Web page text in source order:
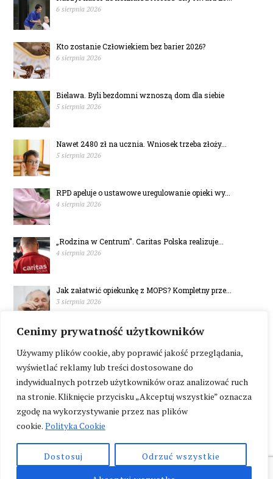
Cenimy prywatność użytkowników
Używamy plików cookie, aby poprawić jakość przeglądania,
wyświetlać reklamy lub treści dostosowane do
indywidualnych potrzeb użytkowników oraz analizować ruch
na stronie. Kliknięcie przycisku „Akceptuj wszystkie” oznacza
zgodę na wykorzystywanie przez nas plików
cookie. Polityka Cookie
Dostosuj
Odrzuć wszystkie
6 sierpnia 2026
Kto zostanie Człowiekiem bez barier 2026?
6 sierpnia 2026
Bielawa. Byli bezdomni wznoszą dom dla siebie
5 sierpnia 2026
Nawet 2480 zł na ucznia. Wniosek trzeba złoży...
5 sierpnia 2026
RPD apeluje o ustawowe uregulowanie opieki wy...
4 sierpnia 2026
„Rodzina w Centrum". Caritas Polska realizuje...
4 sierpnia 2026
Jak załatwić opiekunkę z MOPS? Kompletny prze...
3 sierpnia 2026
Ruszył konkurs „Maturzysta 2.0”
1 sierpnia 2026